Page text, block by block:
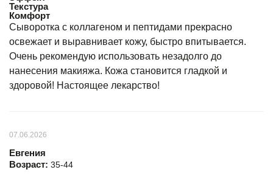
Текстура
Комфорт
Сыворотка с коллагеном и пептидами прекрасно
освежает и выравнивает кожу, быстро впитывается.
Очень рекомендую использовать незадолго до
нанесения макияжа. Кожа становится гладкой и
здоровой! Настоящее лекарство!
07.06.2026
Евгения
Возраст: 35-44